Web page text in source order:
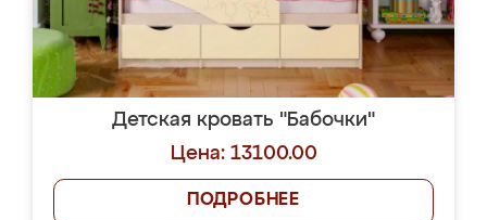
Детская кровать "Бабочки"
Цена: 13100.00
ПОДРОБНЕЕ